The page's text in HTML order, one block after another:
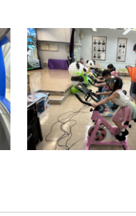
2024-07-21
2023-2024年度各科